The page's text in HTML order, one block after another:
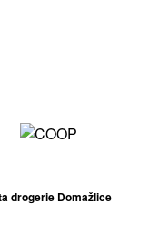
drogerie Domažlice